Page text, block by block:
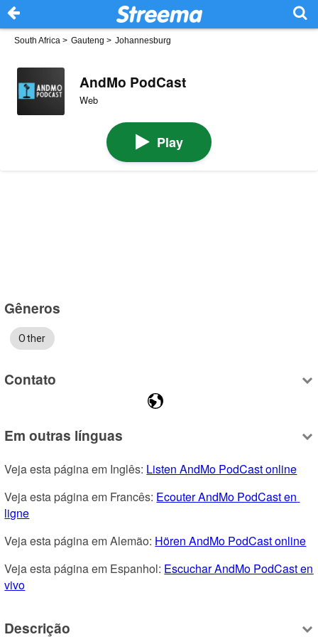
South Africa > Gauteng > Johannesburg
AndMo PodCast
Web
Play
Gêneros
Other
Contato
Em outras línguas
Veja esta página em Inglês: Listen AndMo PodCast online
Veja esta página em Francês: Ecouter AndMo PodCast en
ligne
Veja esta página em Alemão: Hören AndMo PodCast online
Veja esta página em Espanhol: Escuchar AndMo PodCast en
vivo
Descrição